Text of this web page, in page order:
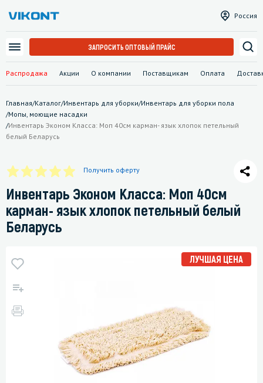
Распродажа Акции О компании Поставщикам Оплата
Россия
ЗАПРОСИТЬ ОПТОВЫЙ ПРАЙС
Главная/Каталог/Инвентарь для уборки/Инвентарь для уборки пола
/Мопы, моющие насадки
/Инвентарь Эконом Класса: Моп 40см карман- язык хлопок петельный
белый Беларусь
Получить оферту
Инвентарь Эконом Класса: Моп 40см
карман- язык хлопок петельный белый
Беларусь
ЛУЧШАЯ ЦЕНА